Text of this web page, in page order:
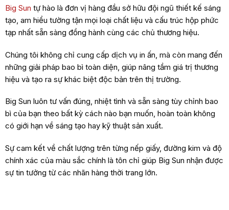
Big Sun tự hào là đơn vị hàng đầu sở hữu đội ngũ thiết kế sáng
tạo, am hiểu tường tận mọi loại chất liệu và cấu trúc hộp phức
tạp nhất sẵn sàng đồng hành cùng các chủ thương hiệu.
Chúng tôi không chỉ cung cấp dịch vụ in ấn, mà còn mang đến
những giải pháp bao bì toàn diện, giúp nâng tầm giá trị thương
hiệu và tạo ra sự khác biệt độc bản trên thị trường.
Big Sun luôn tư vấn đúng, nhiệt tình và sẵn sàng tùy chỉnh bao
bì của bạn theo bất kỳ cách nào bạn muốn, hoàn toàn không
có giới hạn về sáng tạo hay kỹ thuật sản xuất.
Sự cam kết về chất lượng trên từng nếp giấy, đường kim và độ
chính xác của màu sắc chính là tôn chỉ giúp Big Sun nhận được
sự tin tưởng từ các nhãn hàng thời trang lớn.